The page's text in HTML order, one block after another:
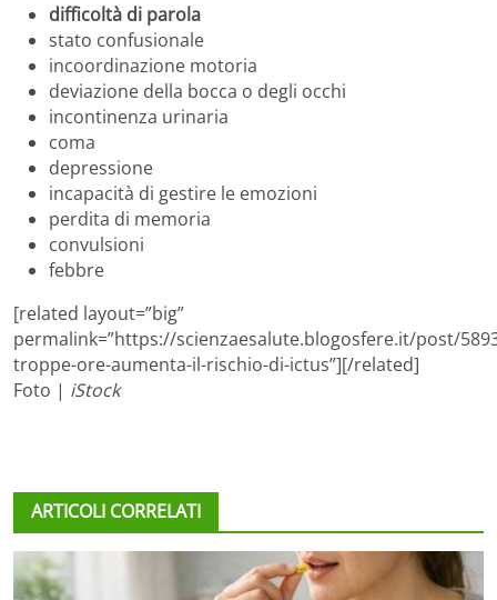
difficoltà di parola
stato confusionale
incoordinazione motoria
deviazione della bocca o degli occhi
incontinenza urinaria
coma
depressione
incapacità di gestire le emozioni
perdita di memoria
convulsioni
febbre
[related layout=”big”
permalink=”https://scienzaesalute.blogosfere.it/post/
troppe-ore-aumenta-il-rischio-di-ictus”][/related]
Foto | iStock
ARTICOLI CORRELATI